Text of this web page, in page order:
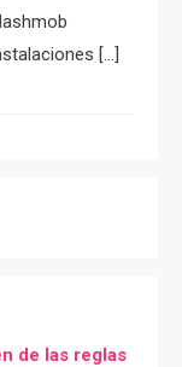
[…]
de las reglas